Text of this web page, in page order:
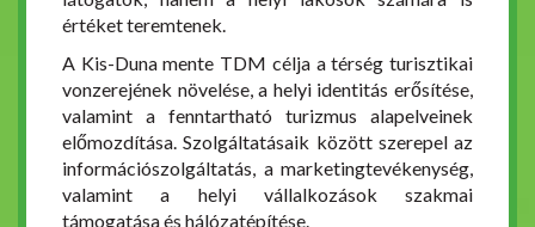
értéket teremtenek.
A Kis-Duna mente TDM célja a térség turisztikai
vonzerejének növelése, a helyi identitás erősítése,
valamint a fenntartható turizmus alapelveinek
előmozdítása. Szolgáltatásaik között szerepel az
információszolgáltatás, a marketingtevékenység,
valamint a helyi vállalkozások szakmai
támogatása és hálózatépítése.